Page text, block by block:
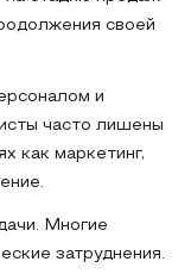
своей
и
часто лишены
как маркетинг,
Многие
затруднения.